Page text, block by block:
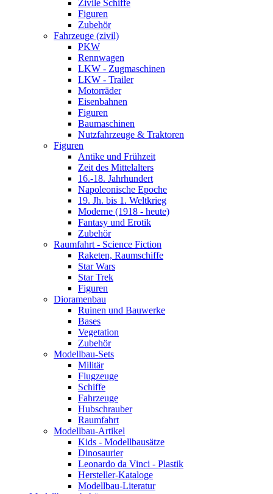
Zivile Schiffe
Figuren
Zubehör
Fahrzeuge (zivil)
PKW
Rennwagen
LKW - Zugmaschinen
LKW - Trailer
Motorräder
Eisenbahnen
Figuren
Baumaschinen
Nutzfahrzeuge & Traktoren
Figuren
Antike und Frühzeit
Zeit des Mittelalters
16.-18. Jahrhundert
Napoleonische Epoche
19. Jh. bis 1. Weltkrieg
Moderne (1918 - heute)
Fantasy und Erotik
Zubehör
Raumfahrt - Science Fiction
Raketen, Raumschiffe
Star Wars
Star Trek
Figuren
Dioramenbau
Ruinen und Bauwerke
Bases
Vegetation
Zubehör
Modellbau-Sets
Militär
Flugzeuge
Schiffe
Fahrzeuge
Hubschrauber
Raumfahrt
Modellbau-Artikel
Kids - Modellbausätze
Dinosaurier
Leonardo da Vinci - Plastik
Hersteller-Kataloge
Modellbau-Literatur